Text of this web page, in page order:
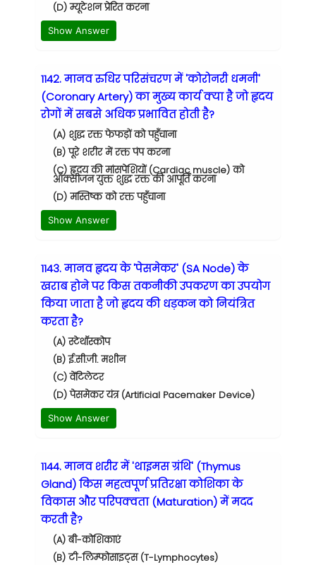
(D) म्यूटेशन प्रेरित करना
Show Answer
1142. मानव रुधिर परिसंचरण में 'कोरोनरी धमनी'
(Coronary Artery) का मुख्य कार्य क्या है जो हृदय
रोगों में सबसे अधिक प्रभावित होती है?
(A) शुद्ध रक्त फेफड़ों को पहुँचाना
(B) पूरे शरीर में रक्त पंप करना
(C) हृदय की मांसपेशियों (Cardiac muscle) को
ऑक्सीजन युक्त शुद्ध रक्त की आपूर्ति करना
(D) मस्तिष्क को रक्त पहुँचाना
Show Answer
1143. मानव हृदय के 'पेसमेकर' (SA Node) के
खराब होने पर किस तकनीकी उपकरण का उपयोग
किया जाता है जो हृदय की धड़कन को नियंत्रित
करता है?
(A) स्टेथॉस्कोप
(B) ई.सी.जी. मशीन
(C) वेंटिलेटर
(D) पेसमेकर यंत्र (Artificial Pacemaker Device)
Show Answer
1144. मानव शरीर में 'थाइमस ग्रंथि' (Thymus
Gland) किस महत्वपूर्ण प्रतिरक्षा कोशिका के
विकास और परिपक्वता (Maturation) में मदद
करती है?
(A) बी-कोशिकाएं
(B) टी-लिम्फोसाइट्स (T-Lymphocytes)